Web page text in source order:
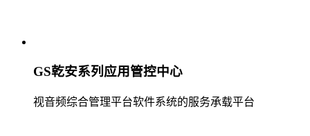
GS乾安系列应用管控中心
视音频综合管理平台软件系统的服务承载平台